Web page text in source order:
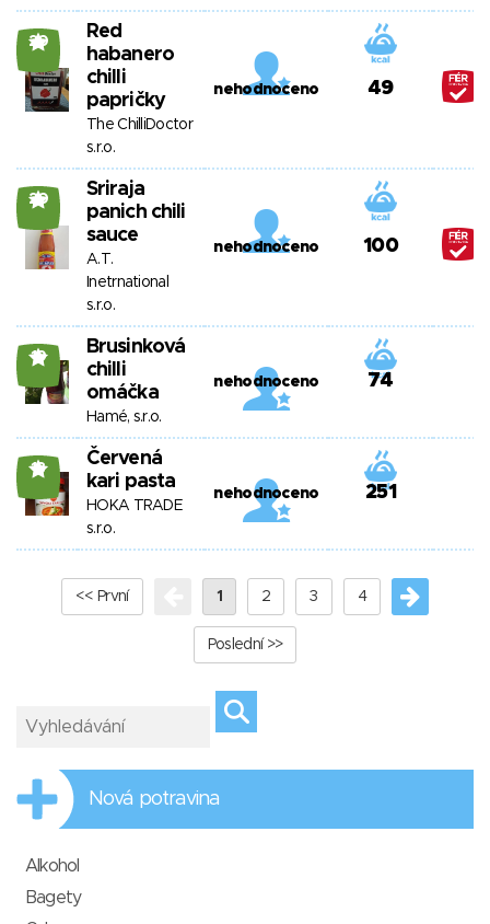
20
Red
habanero
chilli
papričky
The ChilliDoctor
s.r.o.
nehodnoceno 49
20
Sriraja
panich chili
sauce
A.T.
Inetrnational
s.r.o.
nehodnoceno 100
19
Brusinková
chilli
omáčka
Hamé, s.r.o.
nehodnoceno 74
18
Červená
kari pasta
HOKA TRADE
s.r.o.
nehodnoceno 251
<< První 1 2 3 4
Poslední >>
Nová potravina
Alkohol
Bagety